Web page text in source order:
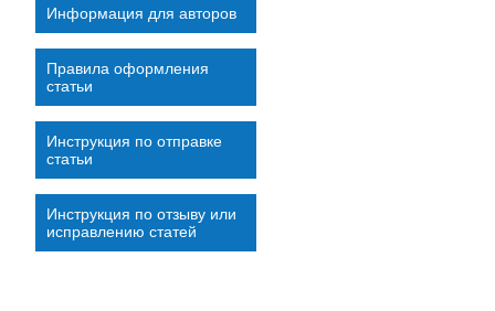
Информация для авторов
Правила оформления
статьи
Инструкция по отправке
статьи
Инструкция по отзыву или
исправлению статей